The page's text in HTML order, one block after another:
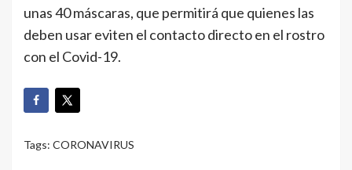
unas 40 máscaras, que permitirá que quienes las
deben usar eviten el contacto directo en el rostro
con el Covid-19.
Tags: CORONAVIRUS